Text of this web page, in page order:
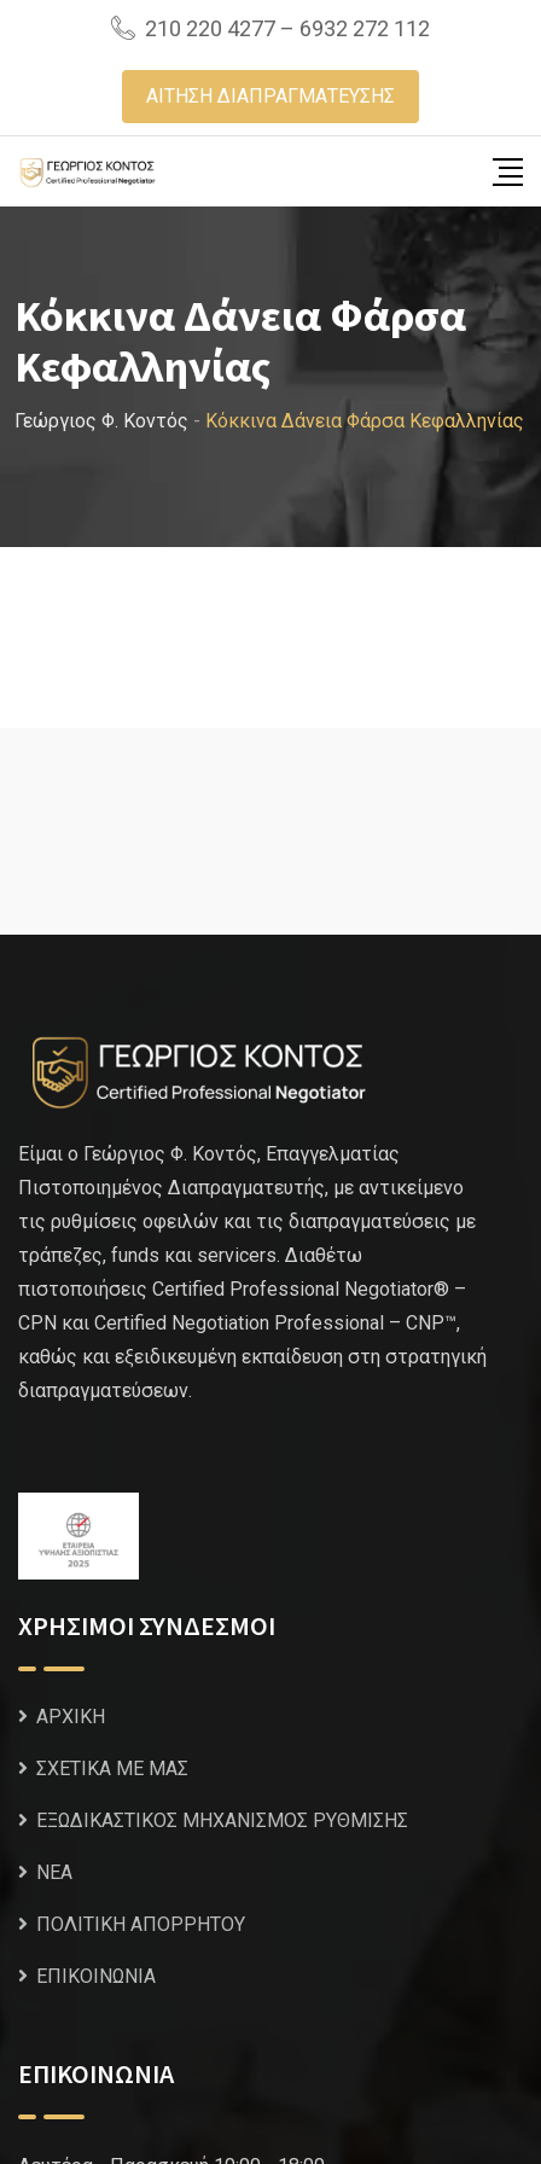
210 220 4277 – 6932 272 112
ΑΙΤΗΣΗ ΔΙΑΠΡΑΓΜΑΤΕΥΣΗΣ
Κόκκινα Δάνεια Φάρσα
Κεφαλληνίας
Γεώργιος Φ. Κοντός - Κόκκινα Δάνεια Φάρσα Κεφαλληνίας
Είμαι ο Γεώργιος Φ. Κοντός, Επαγγελματίας
Πιστοποιημένος Διαπραγματευτής, με αντικείμενο
τις ρυθμίσεις οφειλών και τις διαπραγματεύσεις με
τράπεζες, funds και servicers. Διαθέτω
πιστοποιήσεις Certified Professional Negotiator® –
CPN και Certified Negotiation Professional – CNP™,
καθώς και εξειδικευμένη εκπαίδευση στη στρατηγική
διαπραγματεύσεων.
ΧΡΗΣΙΜΟΙ ΣΥΝΔΕΣΜΟΙ
ΑΡΧΙΚΗ
ΣΧΕΤΙΚΑ ΜΕ ΜΑΣ
ΕΞΩΔΙΚΑΣΤΙΚΟΣ ΜΗΧΑΝΙΣΜΟΣ ΡΥΘΜΙΣΗΣ
NEA
ΠΟΛΙΤΙΚΗ ΑΠΟΡΡΗΤΟΥ
ΕΠΙΚΟΙΝΩΝΙΑ
ΕΠΙΚΟΙΝΩΝΙΑ